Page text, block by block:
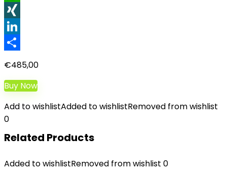
WhatsApp
XING
LinkedIn
€485,00
Buy Now
Add to wishlistAdded to wishlistRemoved from wishlist
0
Related Products
Added to wishlistRemoved from wishlist 0